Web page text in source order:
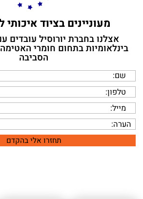
תחזרו אלי בהקדם
מעוניינים בציוד
אצלנו בחברת יורוסיל עובדים
בינלאומיות בתחום חומרי
הסביבה
תחזרו אלי בהקדם